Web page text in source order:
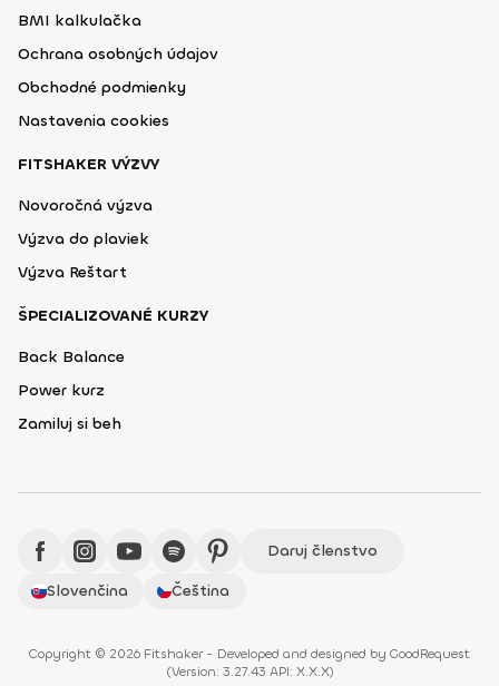
BMI kalkulačka
Ochrana osobných údajov
Obchodné podmienky
Nastavenia cookies
FITSHAKER VÝZVY
Novoročná výzva
Výzva do plaviek
Výzva Reštart
ŠPECIALIZOVANÉ KURZY
Back Balance
Power kurz
Zamiluj si beh
Daruj členstvo
Slovenčina
Čeština
Copyright © 2026 Fitshaker - Developed and designed by GoodRequest
(Version: 3.27.43 API: X.X.X)